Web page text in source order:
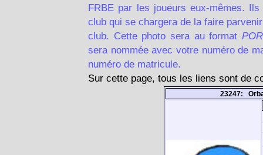
FRBE par les joueurs eux-mêmes.
club qui se chargera de la faire
club. Cette photo sera au format
sera nommée avec votre numéro de
numéro de matricule.
Sur cette page, tous les liens sont de
23247: